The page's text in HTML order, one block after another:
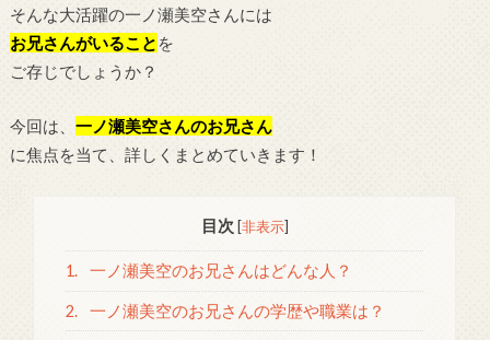
そんな大活躍の一ノ瀬美空さんには
お兄さんがいること を
ご存じでしょうか？
今回は、 一ノ瀬美空さんのお兄さん
に焦点を当て、詳しくまとめていきます！
目次 [非表示]
1. 一ノ瀬美空のお兄さんはどんな人？
2. 一ノ瀬美空のお兄さんの学歴や職業は？